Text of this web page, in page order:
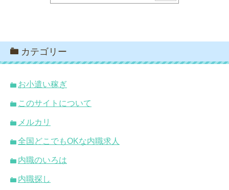
カテゴリー
お小遣い稼ぎ
このサイトについて
メルカリ
全国どこでもOKな内職求人
内職のいろは
内職探し